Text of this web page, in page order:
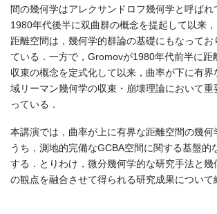
間の幾何学はアレクサンドロフ幾何学と呼ば
1980年代後半に双曲群の概念を提起して以来
距離空間は，幾何学的群論の基礎にもなって
ている．一方で，Gromovが1980年代前半に距
収束の概念を定式化して以来，曲率が下に有
域リーマン幾何学の収束・崩壊理論において重
っている．
本講演では，曲率が上に有界な距離空間の幾何
うち，測地的完備なGCBA空間に関する基盤的
する．とりわけ，微分幾何学的な研究手法と幾
の観点を融合させて得られる研究成果について